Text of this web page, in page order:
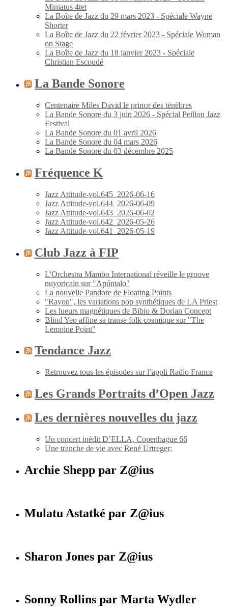
Miniatus 4tet
La Boîte de Jazz du 29 mars 2023 - Spéciale Wayne
Shorter
La Boîte de Jazz du 22 février 2023 - Spéciale Woman
on Stage
La Boîte de Jazz du 18 janvier 2023 - Spéciale
Christian Escoudé
La Bande Sonore
Centenaire Miles David le prince des ténèbres
La Bande Sonore du 3 juin 2026 - Spécial Peillon Jazz
Festival
La Bande Sonore du 01 avril 2026
La Bande Sonore du 04 mars 2026
La Bande Sonore du 03 décembre 2025
Fréquence K
Jazz Attitude-vol.645_2026-06-16
Jazz Attitude-vol.644_2026-06-09
Jazz Attitude-vol.643_2026-06-02
Jazz Attitude-vol.642_2026-05-26
Jazz Attitude-vol.641_2026-05-19
Club Jazz à FIP
L'Orchestra Mambo International réveille le groove
nuyoricain sur "Apúntalo"
La nouvelle Pandore de Floating Points
"Rayon", les variations pop synthétiques de LA Priest
Les lueurs magnétiques de Bibio & Dorian Concept
Blind Yeo affine sa transe folk cosmique sur "The
Lemoine Point"
Tendance Jazz
Retrouvez tous les épisodes sur l’appli Radio France
Les Grands Portraits d’Open Jazz
Les dernières nouvelles du jazz
Un concert inédit D’ELLA, Copenhague 66
Une tranche de vie avec René Urtreger;
Archie Shepp par Z@ius
Mulatu Astatké par Z@ius
Sharon Jones par Z@ius
Sonny Rollins par Marta Wydler